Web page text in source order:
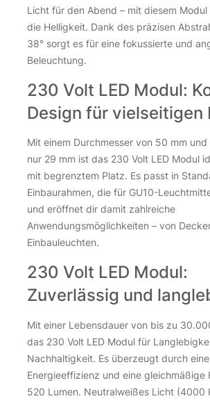
Licht für den Abend – mit diesem
die Helligkeit. Dank des präzisen
38° sorgt es für eine fokussierte und
Beleuchtung.
230 Volt LED Modul:
Design für vielseitigen
Mit einem Durchmesser von 50 mm und
nur 29 mm ist das 230 Volt LED Modul
mit begrenztem Platz. Es passt in
Einbaurahmen, die für GU10-
und eröffnet dir damit zahlreiche
Anwendungsmöglichkeiten – von
Einbauleuchten.
230 Volt LED Modul:
Zuverlässig und
Mit einer Lebensdauer von bis zu
das 230 Volt LED Modul für
Nachhaltigkeit. Es überzeugt durch
Energieeffizienz und eine gleichmäßige
520 Lumen. Neutralweißes Licht (4000